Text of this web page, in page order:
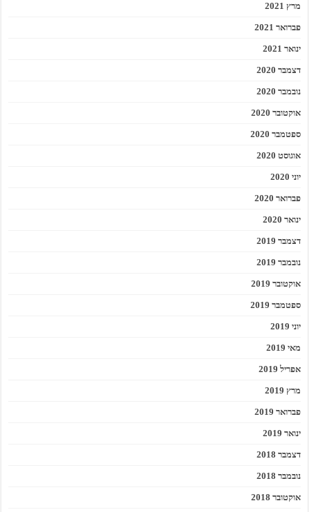
מרץ 2021
פברואר 2021
ינואר 2021
דצמבר 2020
נובמבר 2020
אוקטובר 2020
ספטמבר 2020
אוגוסט 2020
יוני 2020
פברואר 2020
ינואר 2020
דצמבר 2019
נובמבר 2019
אוקטובר 2019
ספטמבר 2019
יוני 2019
מאי 2019
אפריל 2019
מרץ 2019
פברואר 2019
ינואר 2019
דצמבר 2018
נובמבר 2018
אוקטובר 2018